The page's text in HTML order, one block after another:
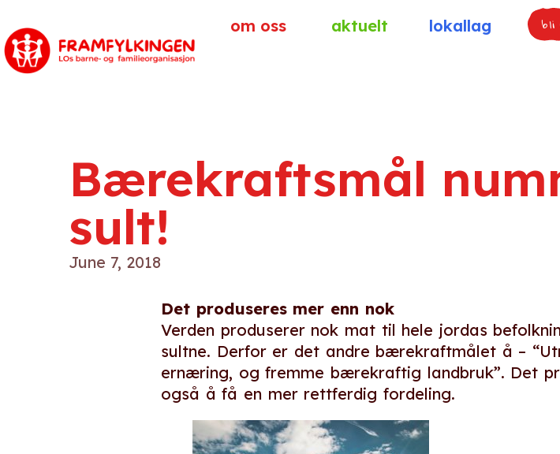
om oss aktuelt lokallag bli
Bærekraftsmål
sult!
June 7, 2018
Det produseres mer enn nok
Verden produserer nok mat til hele jordas
sultne. Derfor er det andre bærekraftmålet å –
ernæring, og fremme bærekraftig landbruk”. Det
også å få en mer rettferdig fordeling.